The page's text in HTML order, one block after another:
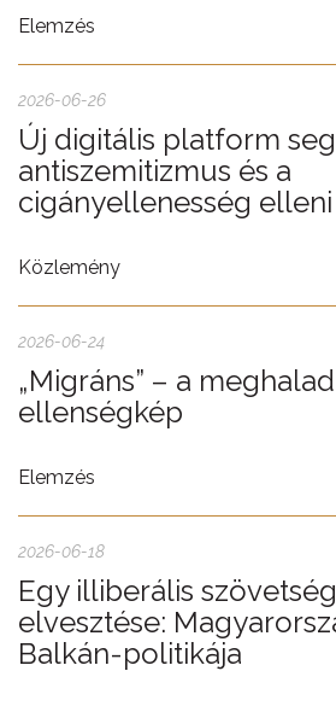
Elemzés
2026-06-26
Új digitális platform
antiszemitizmus és a
cigányellenesség
Közlemény
2026-06-24
„Migráns” – a
ellenségkép
Elemzés
2026-06-18
Egy illiberális
elvesztése:
Balkán-politikája